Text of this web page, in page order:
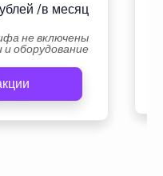
/в месяц
не включены
оборудование